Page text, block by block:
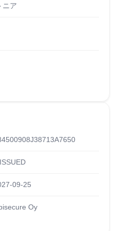
ニア
09-25
Oy